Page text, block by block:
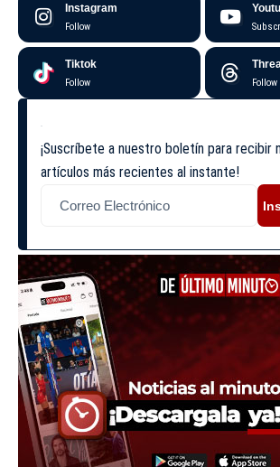
Instagram
Follow
Tiktok
Follow Follow
¡Suscríbete a nuestro boletín para recibir
artículos más recientes al instante!